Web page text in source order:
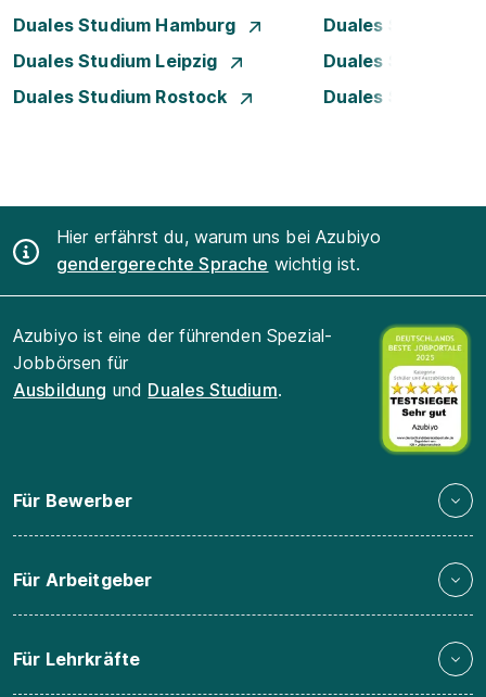
Duales Studium Hamburg
Duales Studium
Duales Studium Leipzig
Duales Studium
Duales Studium Rostock
Duales Studium
Hier erfährst du, warum uns bei Azubiyo
gendergerechte Sprache wichtig ist.
Azubiyo ist eine der führenden Spezial-
Jobbörsen für
Ausbildung und Duales Studium.
Für Bewerber
Für Arbeitgeber
Für Lehrkräfte